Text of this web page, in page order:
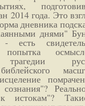
2014 года. Это
дневника
днями"
сознания"?
к истокам"?